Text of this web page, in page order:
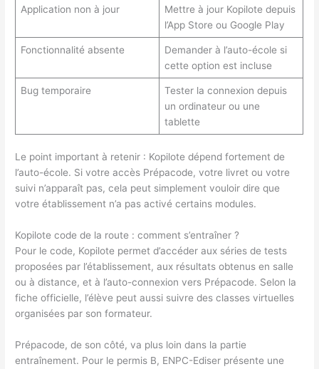
Application non à jour
Mettre à jour Kopilote depuis
l’App Store ou Google Play
Fonctionnalité absente
Demander à l’auto-école si
cette option est incluse
Bug temporaire
Tester la connexion depuis
un ordinateur ou une
tablette
Le point important à retenir : Kopilote dépend fortement de
l’auto-école. Si votre accès Prépacode, votre livret ou votre
suivi n’apparaît pas, cela peut simplement vouloir dire que
votre établissement n’a pas activé certains modules.
Kopilote code de la route : comment s’entraîner ?
Pour le code, Kopilote permet d’accéder aux séries de tests
proposées par l’établissement, aux résultats obtenus en salle
ou à distance, et à l’auto-connexion vers Prépacode. Selon la
fiche officielle, l’élève peut aussi suivre des classes virtuelles
organisées par son formateur.
Prépacode, de son côté, va plus loin dans la partie
entraînement. Pour le permis B, ENPC-Ediser présente une